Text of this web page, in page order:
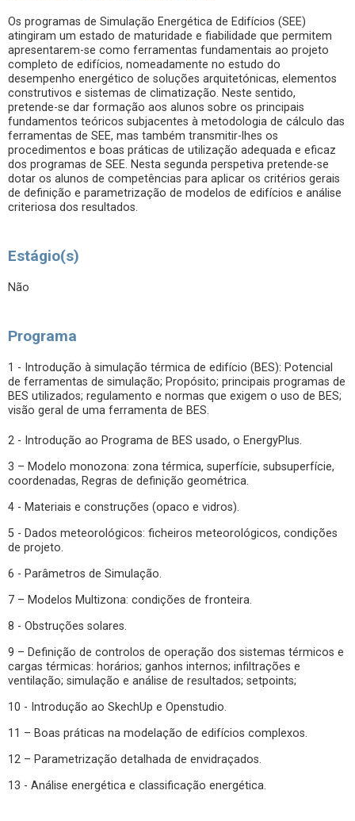
Os programas de Simulação Energética de Edifícios (SEE)
atingiram um estado de maturidade e fiabilidade que permitem
apresentarem-se como ferramentas fundamentais ao projeto
completo de edifícios, nomeadamente no estudo do
desempenho energético de soluções arquitetónicas, elementos
construtivos e sistemas de climatização. Neste sentido,
pretende-se dar formação aos alunos sobre os principais
fundamentos teóricos subjacentes à metodologia de cálculo das
ferramentas de SEE, mas também transmitir-lhes os
procedimentos e boas práticas de utilização adequada e eficaz
dos programas de SEE. Nesta segunda perspetiva pretende-se
dotar os alunos de competências para aplicar os critérios gerais
de definição e parametrização de modelos de edifícios e análise
criteriosa dos resultados.
Estágio(s)
Não
Programa
1 - Introdução à simulação térmica de edifício (BES): Potencial
de ferramentas de simulação; Propósito; principais programas de
BES utilizados; regulamento e normas que exigem o uso de BES;
visão geral de uma ferramenta de BES.
2 - Introdução ao Programa de BES usado, o EnergyPlus.
3 – Modelo monozona: zona térmica, superfície, subsuperfície,
coordenadas, Regras de definição geométrica.
4 - Materiais e construções (opaco e vidros).
5 - Dados meteorológicos: ficheiros meteorológicos, condições
de projeto.
6 - Parâmetros de Simulação.
7 – Modelos Multizona: condições de fronteira.
8 - Obstruções solares.
9 – Definição de controlos de operação dos sistemas térmicos e
cargas térmicas: horários; ganhos internos; infiltrações e
ventilação; simulação e análise de resultados; setpoints;
10 - Introdução ao SkechUp e Openstudio.
11 – Boas práticas na modelação de edifícios complexos.
12 – Parametrização detalhada de envidraçados.
13 - Análise energética e classificação energética.